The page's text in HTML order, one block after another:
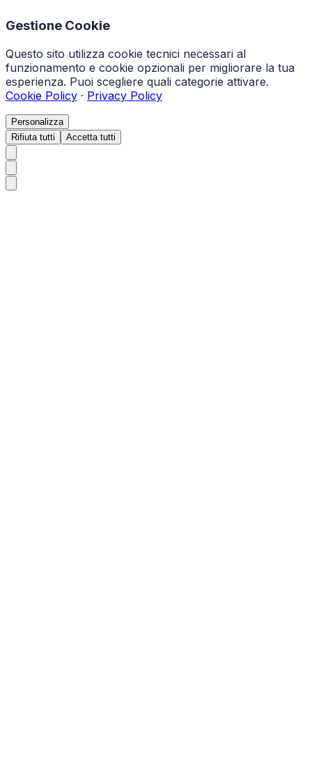
Gestione Cookie
Questo sito utilizza cookie tecnici necessari al
funzionamento e cookie opzionali per migliorare la tua
esperienza. Puoi scegliere quali categorie attivare.
Cookie Policy · Privacy Policy
Personalizza
Rifiuta tutti
Accetta tutti